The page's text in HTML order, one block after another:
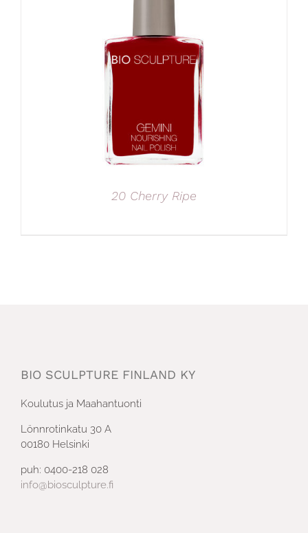
20 Cherry Ripe
BIO SCULPTURE FINLAND KY
Koulutus ja Maahantuonti
Lönnrotinkatu 30 A
00180 Helsinki
puh: 0400-218 028
info@biosculpture.fi